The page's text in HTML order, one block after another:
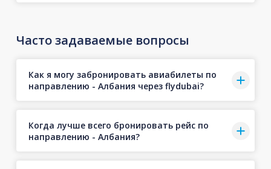
Часто задаваемые вопросы
Как я могу забронировать авиабилеты по
направлению - Албания через flydubai?
Когда лучше всего бронировать рейс по
направлению - Албания?